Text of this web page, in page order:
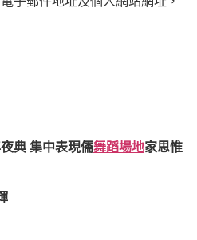
典 集中表現儒舞蹈場地家思惟